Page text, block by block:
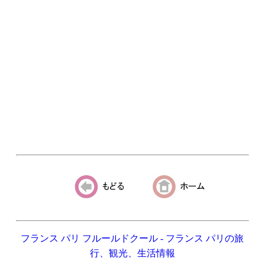
フランス パリ フルールドクール - フランス パリの旅
行、観光、生活情報